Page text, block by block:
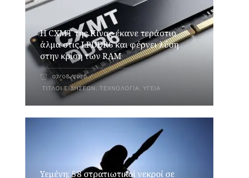
Η CXMT της Κίνας έκανε τεράστιο
άλμα στις LPDDR6 και φέρνει λύση
στην κρίση των RAM
07/08/2026
ΤΊΤΛΟΙ ΕΙΔΉΣΕΩΝ ,ΤΕΧΝΟΛΟΓΊΑ,ΥΓΕΊΑ
Υεμένη: 58 στρατιωτικοί νεκροί σε